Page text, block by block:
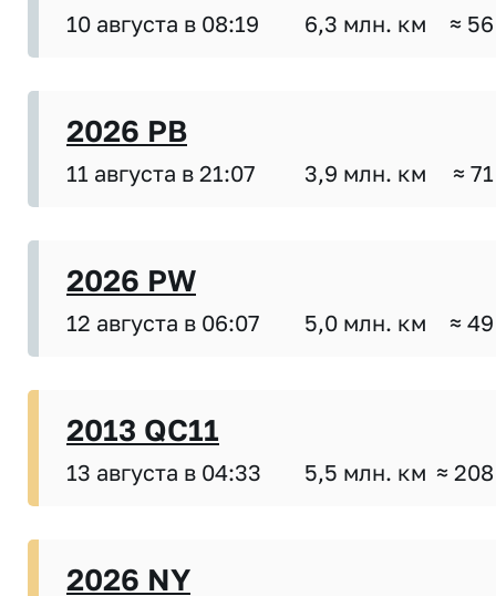
10 августа в 08:19 6,3 млн. км ≈
2026 PB
11 августа в 21:07 3,9 млн. км ≈
2026 PW
12 августа в 06:07 5,0 млн. км ≈
2013 QC11
13 августа в 04:33 5,5 млн. км ≈
2026 NY